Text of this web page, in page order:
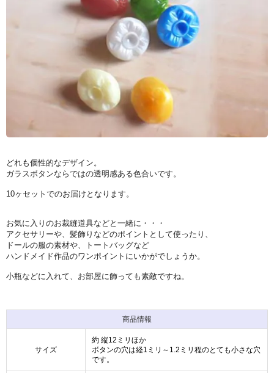
どれも個性的なデザイン。
ガラスボタンならではの透明感ある色合いです。
10ヶセットでのお届けとなります。
お気に入りのお裁縫道具などと一緒に・・・
アクセサリーや、髪飾りなどのポイントとして使ったり、
ドールの服の素材や、トートバッグなど
ハンドメイド作品のワンポイントにいかがでしょうか。
小瓶などに入れて、お部屋に飾っても素敵ですね。
商品情報
サイズ
約 縦12ミリほか
ボタンの穴は経1ミリ～1.2ミリ程のとても小さな穴
です。